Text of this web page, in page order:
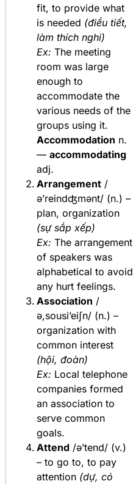
fit, to provide what
is needed (điều tiết,
làm thích nghi)
Ex: The meeting
room was large
enough to
accommodate the
various needs of the
groups using it.
Accommodation n.
— accommodating
adj.
Arrangement /
ə’reindʤmənt/ (n.) –
plan, organization
(sự sắp xếp)
Ex: The arrangement
of speakers was
alphabetical to avoid
any hurt feelings.
Association /
ə,sousi’eiʃn/ (n.) –
organization with
common interest
(hội, đoàn)
Ex: Local telephone
companies formed
an association to
serve common
goals.
Attend /ə’tend/ (v.)
– to go to, to pay
attention (dự, có